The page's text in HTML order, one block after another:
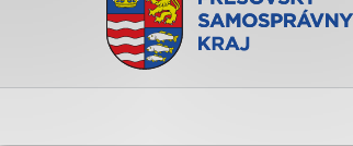
Doména psk.sk je oficiálna
Toto je oficiálna webová